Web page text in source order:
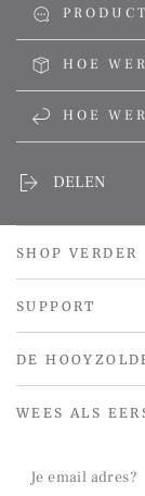
HOE
HOE
DELEN
SHOP VERDER
SUPPORT
DE
WEES ALS